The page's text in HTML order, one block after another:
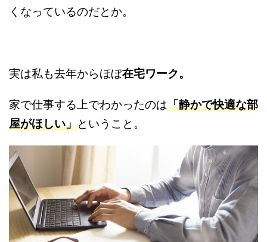
くなっているのだとか。
実は私も去年からほぼ在宅ワーク。
家で仕事する上でわかったのは「静かで快適な部
屋がほしい」ということ。